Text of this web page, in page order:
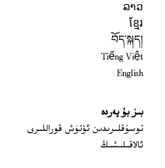
ລາວ
ខ្មែរ
བོད་སྐད།
Tiếng Việt
English
بىز بۇ يەردە
توسۇقلىرىدىن ئۆتۈش قوراللىرى
ئالاقىلىشىڭ